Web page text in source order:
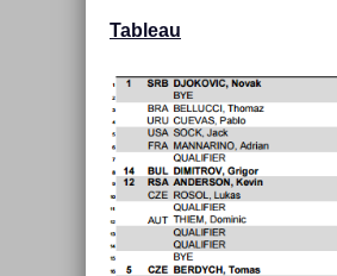
Tab­leau